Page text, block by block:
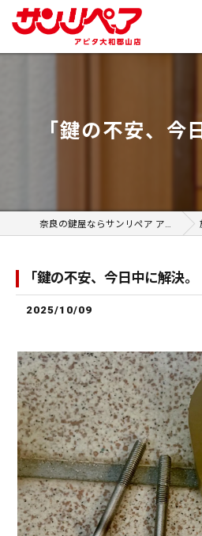
「鍵の不安、今
奈良の鍵屋ならサンリペア アピタ大和郡山店
「鍵の不安、今日中に解決。
2025/10/09